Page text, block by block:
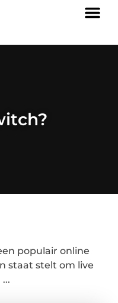
populair online
staat stelt om live